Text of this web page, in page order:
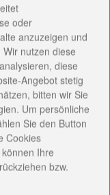
Ende dieser
dem Aufruf
sogar beim
der Aktion wird
oder
anzuzeigen und
nutzen diese
diese
Angebot stetig
bitten wir Sie
Um persönliche
Sie den Button
Cookies
Ihre
bzw.